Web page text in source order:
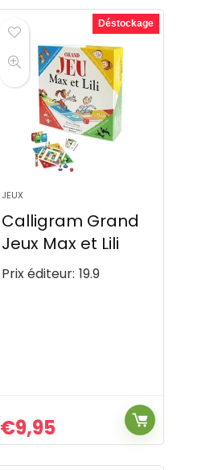
Déstockage
JEUX
Calligram Grand
Jeux Max et Lili
Prix éditeur: 19.9
€9,95